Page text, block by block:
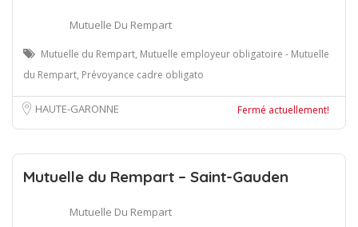
Mutuelle Du Rempart
Mutuelle du Rempart, Mutuelle employeur obligatoire - Mutuelle
du Rempart, Prévoyance cadre obligato
HAUTE-GARONNE Fermé actuellement!
Mutuelle du Rempart – Saint-Gauden
Mutuelle Du Rempart